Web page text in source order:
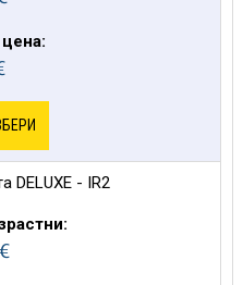
DELUXE - IR2